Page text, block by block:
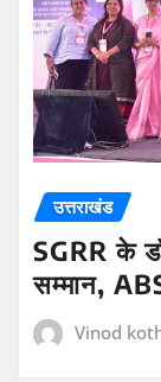
उत्तराखंड
SGRR के
सम्मान,
Vinod